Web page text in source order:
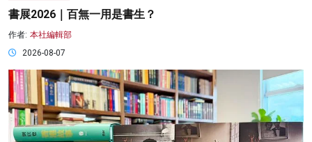
書展2026｜百無一用是書生？
作者: 本社編輯部
2026-08-07